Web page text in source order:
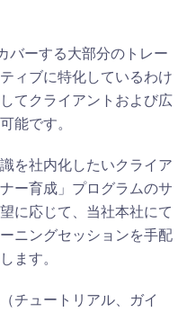
バーする大部分のトレー
ィブに特化しているわけ
てクライアントおよび広
能です。
を社内化したいクライア
ー育成」プログラムのサ
に応じて、当社本社にて
ニングセッションを手配
ます。
チュートリアル、ガイ